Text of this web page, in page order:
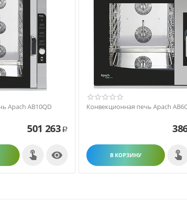
Apach AB10QD
501 263 Р

Конвекционная печь Apach
В КОРЗИНУ